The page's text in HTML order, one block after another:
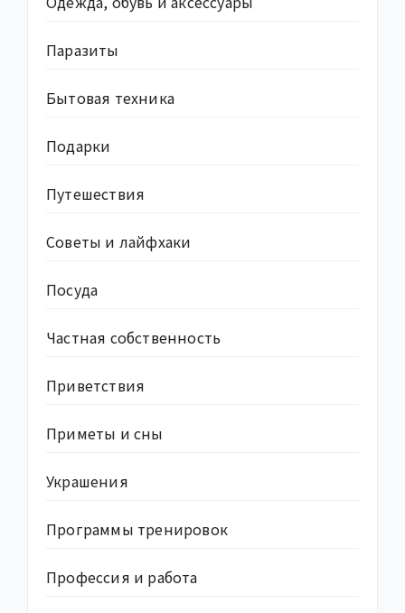
Паразиты
Бытовая техника
Подарки
Путешествия
Советы и лайфхаки
Посуда
Частная собственность
Приветствия
Приметы и сны
Украшения
Программы тренировок
Профессия и работа